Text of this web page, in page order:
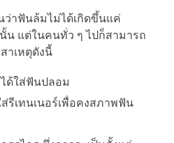
ว่าฟันล้มไม่ได้เกิดขึ้นแค่
น แต่ในคนทั่ว ๆ ไปก็สามารถ
าเหตุดังนี้
ด้ใส่ฟันปลอม
รีเทนเนอร์เพื่อคงสภาพฟัน